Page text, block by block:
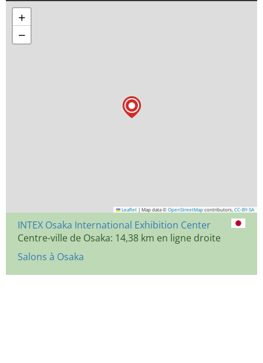
+
−
Leaflet | Map data © OpenStreetMap contributors, CC-BY-SA
INTEX Osaka International Exhibition Center
Centre-ville de Osaka: 14,38 km en ligne droite
Salons à Osaka